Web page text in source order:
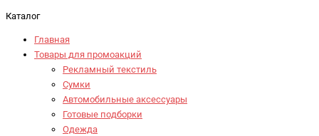
Каталог
Главная
Товары для промоакций
Рекламный текстиль
Сумки
Автомобильные аксессуары
Готовые подборки
Одежда